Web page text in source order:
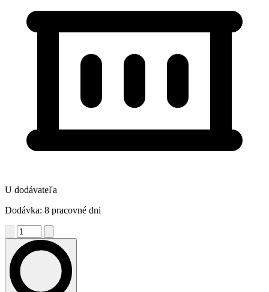
U dodávateľa
Dodávka: 8 pracovné dni